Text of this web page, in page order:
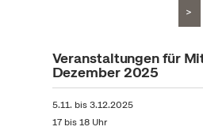
>
Veranstaltungen für
Dezember 2025
5.11. bis3.12.2025
17 bis 18 Uhr